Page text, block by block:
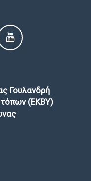
Γουλανδρή
(EKBY)